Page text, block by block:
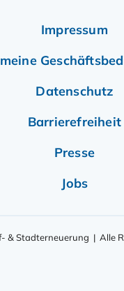
Impressum
Datenschutz
Barrierefreiheit
Presse
Jobs
& Stadterneuerung | Alle